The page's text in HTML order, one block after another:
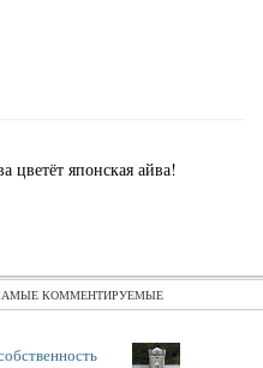
цветёт японская айва!
КОММЕНТИРУЕМЫЕ